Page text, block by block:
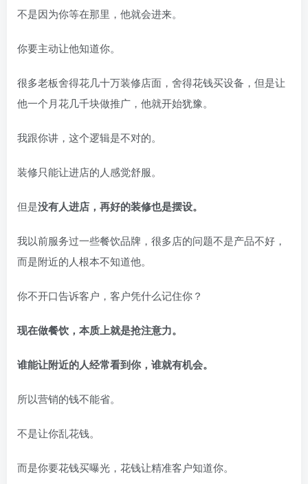
不是因为你等在那里，他就会进来。
你要主动让他知道你。
很多老板舍得花几十万装修店面，舍得花钱买设备，但是让
他一个月花几千块做推广，他就开始犹豫。
我跟你讲，这个逻辑是不对的。
装修只能让进店的人感觉舒服。
但是没有人进店，再好的装修也是摆设。
我以前服务过一些餐饮品牌，很多店的问题不是产品不好，
而是附近的人根本不知道他。
你不开口告诉客户，客户凭什么记住你？
现在做餐饮，本质上就是抢注意力。
谁能让附近的人经常看到你，谁就有机会。
所以营销的钱不能省。
不是让你乱花钱。
而是你要花钱买曝光，花钱让精准客户知道你。